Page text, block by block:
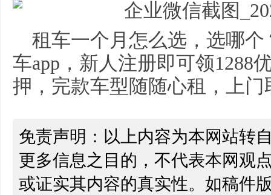
租车一个月怎么选，选哪
车app，新人注册即可领1288
押，完款车型随随心租，上
免责声明：以上内容为本网站转
更多信息之目的，不代表本网观
或证实其内容的真实性。如稿件